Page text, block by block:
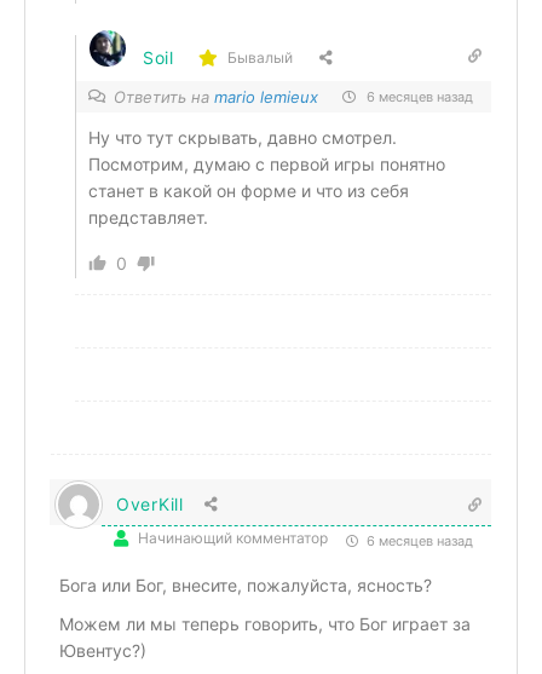
Soil Бывалый
Ответить на mario lemieux 6 месяцев назад
Ну что тут скрывать, давно смотрел.
Посмотрим, думаю с первой игры понятно
станет в какой он форме и что из себя
представляет.
0
OverKill
Начинающий комментатор 6 месяцев назад
Бога или Бог, внесите, пожалуйста, ясность?
Можем ли мы теперь говорить, что Бог играет за
Ювентус?)